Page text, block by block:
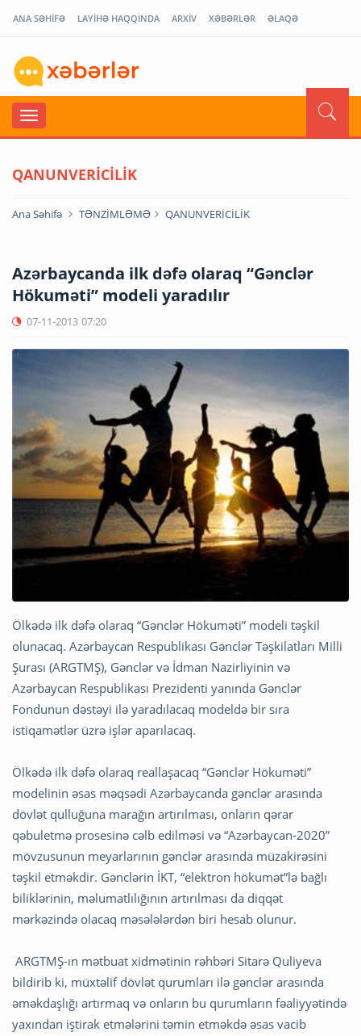
ANA SƏHİFƏ LAYİHƏ HAQQINDA ARXİV XƏBƏRLƏR ƏLAQƏ
QANUNVERİCİLİK
Ana Səhifə TƏNZİMLƏMƏ QANUNVERİCİLİK
Azərbaycanda ilk dəfə olaraq “Gənclər
Hökuməti” modeli yaradılır
07-11-2013 07:20
Ölkədə ilk dəfə olaraq “Gənclər Hökuməti” modeli təşkil
olunacaq. Azərbaycan Respublikası Gənclər Təşkilatları Milli
Şurası (ARGTMŞ), Gənclər və İdman Nazirliyinin və
Azərbaycan Respublikası Prezidenti yanında Gənclər
Fondunun dəstəyi ilə yaradılacaq modeldə bir sıra
istiqamətlər üzrə işlər aparılacaq.
Ölkədə ilk dəfə olaraq reallaşacaq “Gənclər Hökuməti”
modelinin əsas məqsədi Azərbaycanda gənclər arasında
dövlət qulluğuna marağın artırılması, onların qərar
qəbuletmə prosesinə cəlb edilməsi və “Azərbaycan-2020”
mövzusunun meyarlarının gənclər arasında müzakirəsini
təşkil etməkdir. Gənclərin İKT, “elektron hökumət”lə bağlı
biliklərinin, məlumatlılığının artırılması da diqqət
mərkəzində olacaq məsələlərdən biri hesab olunur.
ARGTMŞ-ın mətbuat xidmətinin rəhbəri Sitarə Quliyeva
bildirib ki, müxtəlif dövlət qurumları ilə gənclər arasında
əməkdaşlığı artırmaq və onların bu qurumların fəaliyyətində
yaxından iştirak etmələrini təmin etməkdə əsas vacib